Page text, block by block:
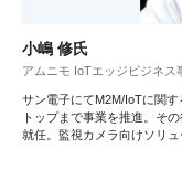
小嶋 修氏
アムニモ IoTエッジビジネス
サン電子にてM2M/IoTに関
トップまで事業を推進。そ
就任。監視カメラ向けソリ